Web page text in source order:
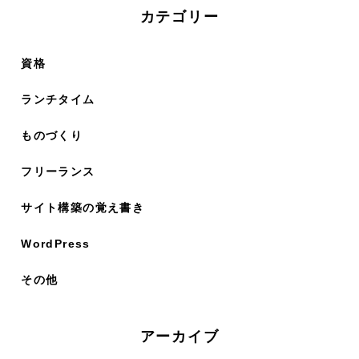
カテゴリー
資格
ランチタイム
ものづくり
フリーランス
サイト構築の覚え書き
WordPress
その他
アーカイブ